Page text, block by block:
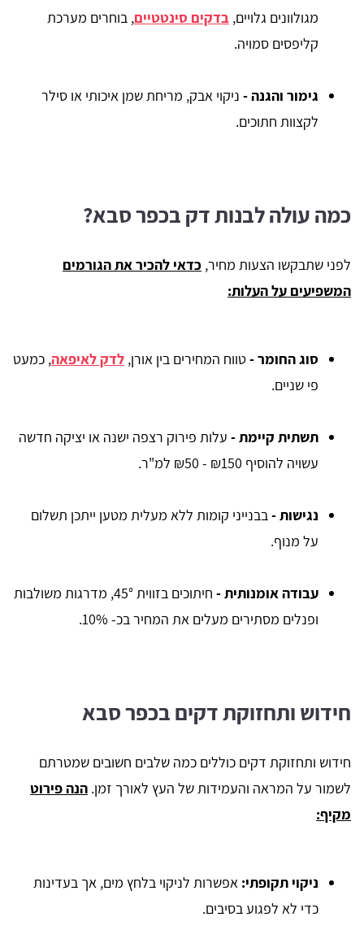
מגולוונים גלויים, בדקים סינטטיים, בוחרים מערכת
קליפסים סמויה.
גימור והגנה- ניקוי אבק, מריחת שמן איכותי או סילר
לקצוות חתוכים.
כמה עולה לבנות דק בכפר סבא?
לפני שתבקשו הצעות מחיר, כדאי להכיר את הגורמים
המשפיעים על העלות:
סוג החומר-טווח המחירים בין אורן, לדק לאיפאה, כמעט
פי שניים.
תשתית קיימת- עלות פירוק רצפה ישנה או יציקה חדשה
עשויה להוסיף ‎₪50 - ₪150 למ"ר.
נגישות-בבנייני קומות ללא מעלית מטען ייתכן תשלום
על מנוף.
עבודה אומנותית-
חיתוכים בזווית 45°, מדרגות משולבות
ופנלים מסתירים מעלים את המחיר בכ- 10%.
חידוש ותחזוקת דקים בכפר סבא
חידוש ותחזוקת דקים כוללים כמה שלבים חשובים שמטרתם
לשמור על המראה והעמידות של העץ לאורך זמן. הנה פירוט
מקיף:
ניקוי תקופתי: אפשרות לניקוי בלחץ מים, אך בעדינות
כדי לא לפגוע בסיבים.